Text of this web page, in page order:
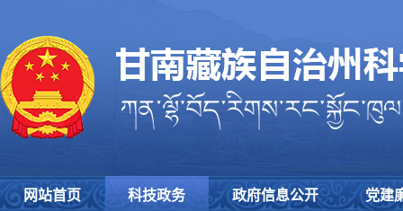
网站首页 科技政务 政府信息公开 党建